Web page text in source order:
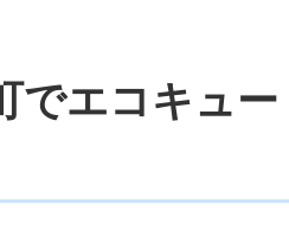
でエコキュ